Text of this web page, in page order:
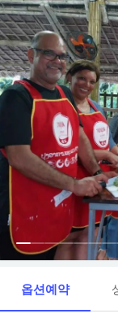
옵션예약